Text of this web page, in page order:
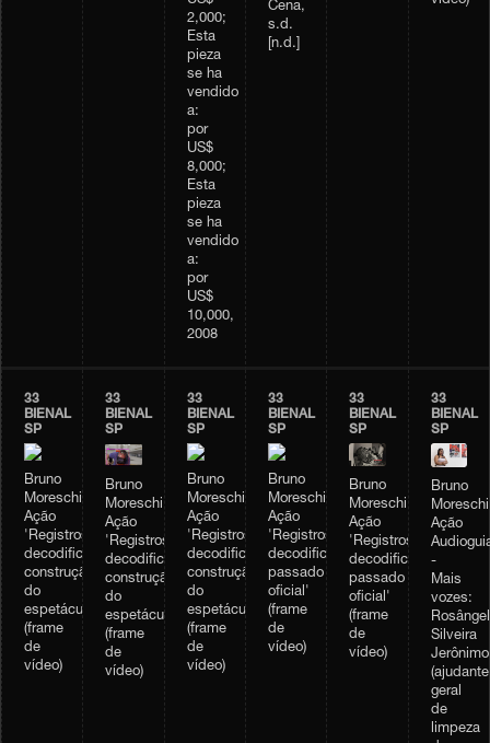
2,000;
Esta
pieza
se ha
vendido
a:
por
US$
8,000;
Esta
pieza
se ha
vendido
a:
por
US$
10,000,
2008
Cena,
s.d.
[n.d.]
33
BIENAL
SP
Bruno
Moreschi,
Ação
'Registros
decodificados:
construção
do
espetáculo'
(frame
de
vídeo)
33
BIENAL
SP
Bruno
Moreschi,
Ação
'Registros
decodificados:
construção
do
espetáculo'
(frame
de
vídeo)
33
BIENAL
SP
Bruno
Moreschi,
Ação
'Registros
decodificados:
construção
do
espetáculo'
(frame
de
vídeo)
33
BIENAL
SP
Bruno
Moreschi,
Ação
'Registros
decodificados:
passado
oficial'
(frame
de
vídeo)
33
BIENAL
SP
Bruno
Moreschi,
Ação
'Registros
decodificados:
passado
oficial'
(frame
de
vídeo)
33
BIENAL
SP
Bruno
Ação
-
Mais
vozes:
Silveira
Jerônimo
(ajudante
geral
de
limpeza